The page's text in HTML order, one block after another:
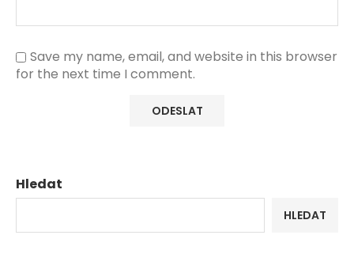
Save my name, email, and website in this browser
for the next time I comment.
Hledat
HLEDAT